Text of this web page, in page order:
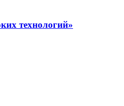
технологий»